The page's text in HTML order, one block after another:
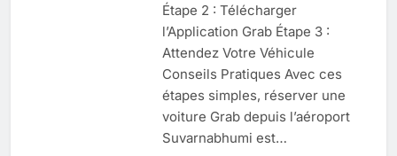
Étape 2 : Télécharger
l’Application Grab Étape 3 :
Attendez Votre Véhicule
Conseils Pratiques Avec ces
étapes simples, réserver une
voiture Grab depuis l’aéroport
Suvarnabhumi est…